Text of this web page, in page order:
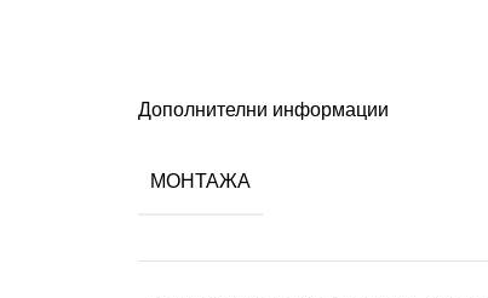
Дополнителни информации
МОНТАЖА